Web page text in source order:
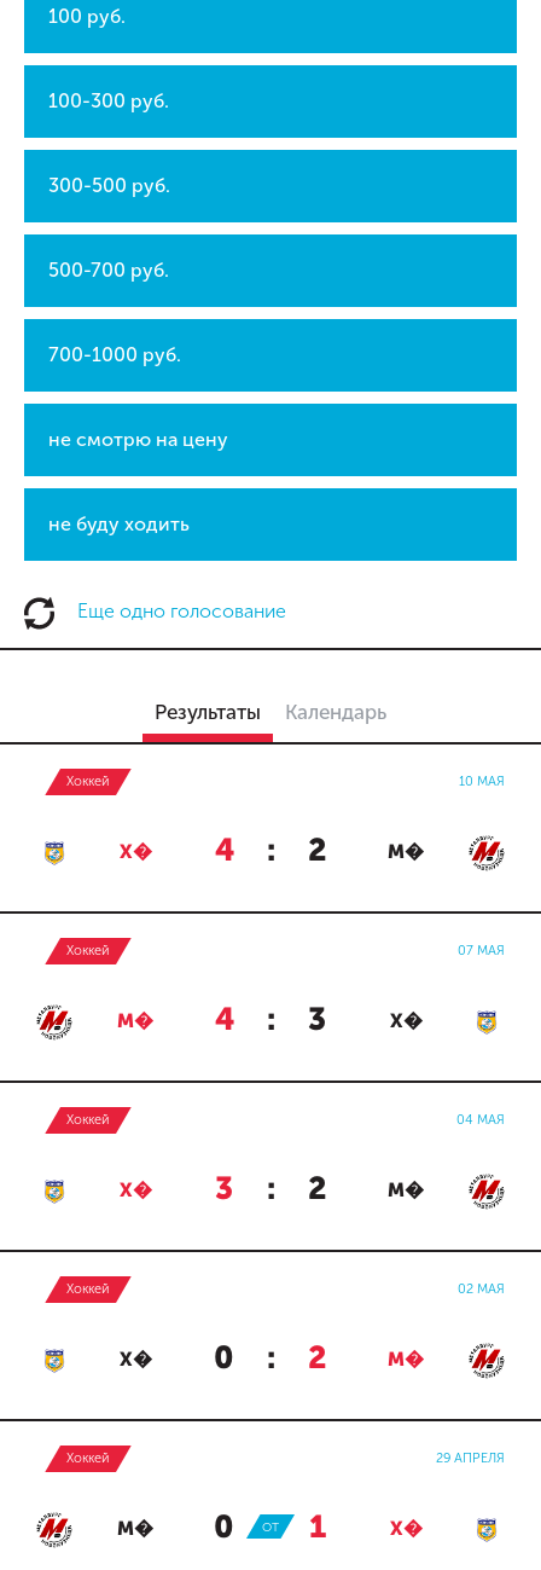
100 руб.
100-300 руб.
300-500 руб.
500-700 руб.
700-1000 руб.
не смотрю на цену
не буду ходить
Еще одно голосование
Результаты Календарь
Хоккей 10 МАЯ
Х� 4 : 2 М�
Хоккей 07 МАЯ
М� 4 : 3 Х�
Хоккей 04 МАЯ
Х� 3 : 2 М�
Хоккей 02 МАЯ
Х� 0 : 2 М�
Хоккей 29 АПРЕЛЯ
М� 0 : 1 Х�
ОТ